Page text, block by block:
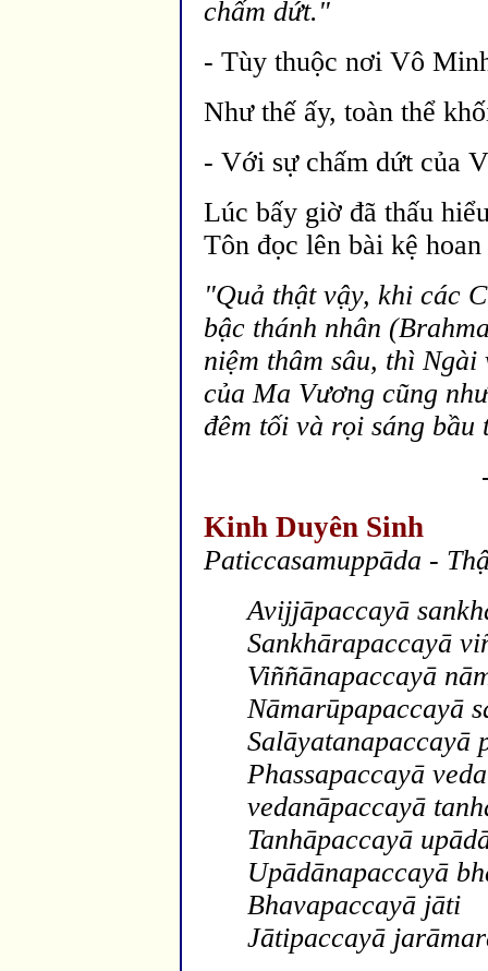
chấm dứt."
- Tùy thuộc nơi Vô
Như thế ấy, toàn thể
- Với sự chấm dứt của
Lúc bấy giờ đã thấu
Tôn đọc lên bài kệ
"Quả thật vậy, khi các
bậc thánh nhân
niệm thâm sâu, thì
của Ma Vương cũng
đêm tối và rọi sáng
Kinh Duyên Sinh
Paticcasamuppāda -
Avijjāpaccayā sankh
Sankhārapaccayā vi
Viññānapaccayā
Nāmarūpapaccayā
Salāyatanapaccayā
Phassapaccayā
vedanāpaccayā tanh
Tanhāpaccayā
Upādānapaccayā
Bhavapaccayā jāti
Jātipaccayā